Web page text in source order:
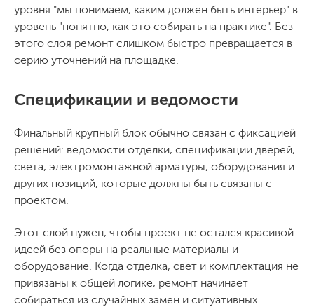
уровня "мы понимаем, каким должен быть интерьер" в
уровень "понятно, как это собирать на практике". Без
этого слоя ремонт слишком быстро превращается в
серию уточнений на площадке.
Спецификации и ведомости
Финальный крупный блок обычно связан с фиксацией
решений: ведомости отделки, спецификации дверей,
света, электромонтажной арматуры, оборудования и
других позиций, которые должны быть связаны с
проектом.
Этот слой нужен, чтобы проект не остался красивой
идеей без опоры на реальные материалы и
оборудование. Когда отделка, свет и комплектация не
привязаны к общей логике, ремонт начинает
собираться из случайных замен и ситуативных